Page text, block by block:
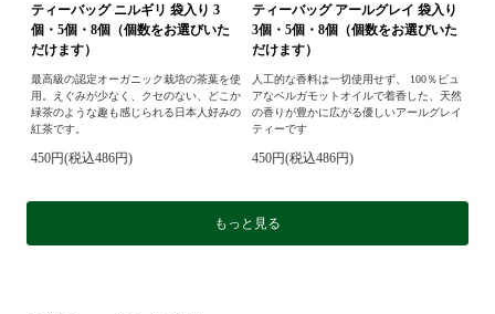
ティーバッグ ニルギリ 袋入り 3
個・5個・8個（個数をお選びいた
だけます）
最高級の認定オーガニック栽培の茶葉を使
用。えぐみが少なく、クセのない、どこか
緑茶のような趣も感じられる日本人好みの
紅茶です。
450円(税込486円)
ティーバッグ アールグレイ 袋入り
3個・5個・8個（個数をお選びいた
だけます）
人工的な香料は一切使用せず、 100％ピュ
アなベルガモットオイルで着香した、天然
の香りが豊かに広がる優しいアールグレイ
ティーです
450円(税込486円)
もっと見る